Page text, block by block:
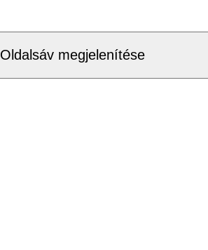
Oldalsáv megjelenítése